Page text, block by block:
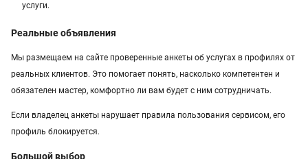
услуги.
Реальные объявления
Мы размещаем на сайте проверенные анкеты об услугах в профилях от
реальных клиентов. Это помогает понять, насколько компетентен и
обязателен мастер, комфортно ли вам будет с ним сотрудничать.
Если владелец анкеты нарушает правила пользования сервисом, его
профиль блокируется.
Большой выбор